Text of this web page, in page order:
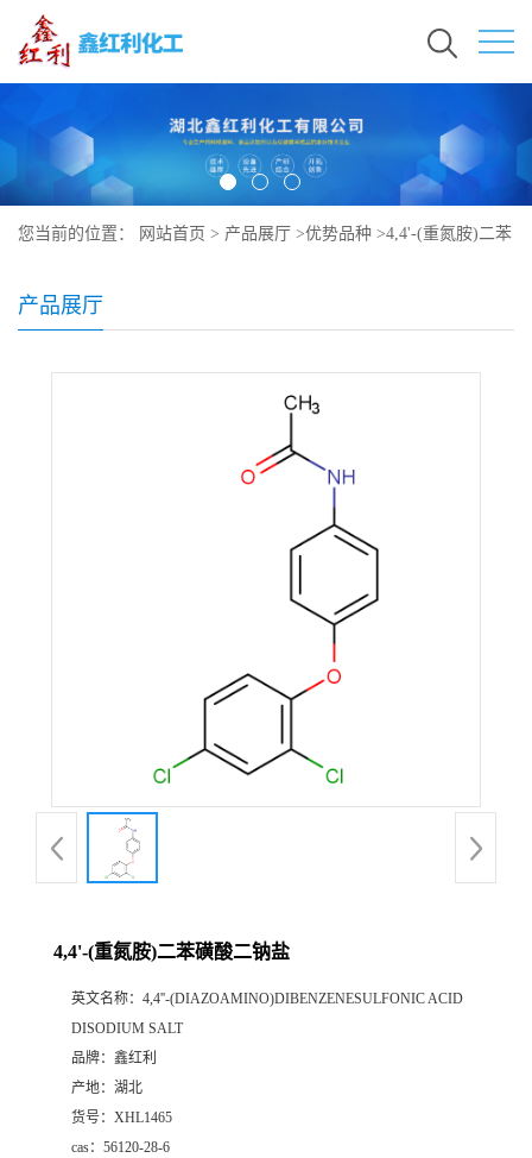
您当前的位置： 网站首页 > 产品展厅 >优势品种 >4,4'-(重氮胺)二苯
产品展厅
4,4'-(重氮胺)二苯磺酸二钠盐
英文名称： 4,4''-(DIAZOAMINO)DIBENZENESULFONIC ACID
DISODIUM SALT
品牌： 鑫红利
产地： 湖北
货号： XHL1465
cas： 56120-28-6